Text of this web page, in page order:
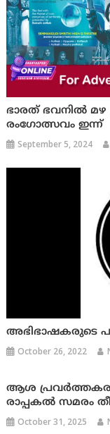
ഭാരത് ഭവനിൽ മഴ
രംഗോത്സവം ഇന്ന്
September 5, 2024
അഭിഭാഷകരുടെ
October 26, 2022
ആശ
രാപ്പകല്‍ സമരം
October 31, 2025